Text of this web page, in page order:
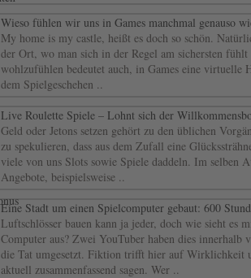
Wieso fühlen wir uns in Games manchmal genauso
My home is my castle, heißt es doch so schön.
der Ort, wo man sich in der Regel am sichersten
wohlzufühlen bedeutet auch, in Games eine virtuelle
dem Spielgeschehen ..
Live Roulette Spiele – Lohnt sich der
Geld oder Jetons setzen gehört zu den üblichen
zu spekulieren, dass aus dem Zufall eine
viele von uns Slots sowie Spiele daddeln. Im selben
Angebote, beispielsweise ..
Eine Stadt um einen Spielcomputer gebaut: 600
Luftschlösser bauen kann ja jeder, doch wie sieht es
Computer aus? Zwei YouTuber haben dies
die Tat umgesetzt. Fiktion trifft hier auf Wirklichkeit
aktuell zusammenfassend sagen. Wer ..